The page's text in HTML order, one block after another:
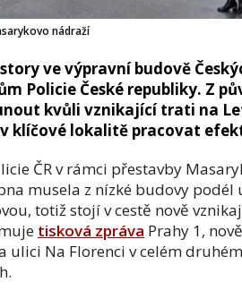
nádraží
ve výpravní budově
Policie České republiky. Z
kvůli vznikající trati na
klíčové lokalitě pracovat
ČR v rámci přestavby
musela z nízké budovy podél
totiž stojí v cestě nově
tisková zpráva Prahy 1,
Na Florenci v celém